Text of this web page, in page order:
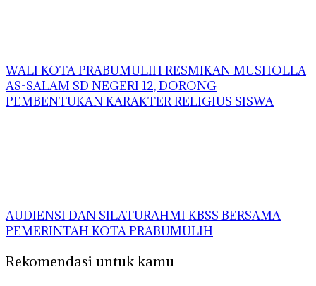
WALI KOTA PRABUMULIH RESMIKAN MUSHOLLA
AS-SALAM SD NEGERI 12, DORONG
PEMBENTUKAN KARAKTER RELIGIUS SISWA
AUDIENSI DAN SILATURAHMI KBSS BERSAMA
PEMERINTAH KOTA PRABUMULIH
Rekomendasi untuk kamu